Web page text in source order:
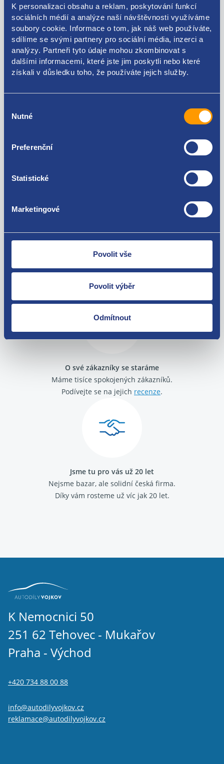
K personalizaci obsahu a reklam, poskytování funkcí
sociálních médií a analýze naší návštěvnosti využíváme
soubory cookie. Informace o tom, jak náš web používáte,
sdílíme se svými partnery pro sociální média, inzerci a
analýzy. Partneři tyto údaje mohou zkombinovat s
dalšími informacemi, které jste jim poskytli nebo které
získali v důsledku toho, že používáte jejich služby.
souhlasu
Nutné
Preferenční
Statistické
Marketingové
Povolit vše
Povolit výběr
Odmítnout
PSA original: 9805495480
Kódy produktu
Zboží můžete vrátit do 60 dnů od
zakoupení. Nebo vám pošleme náhradu.
O své zákazníky se staráme
Máme tisíce spokojených zákazníků.
Podívejte se na jejich recenze.
Jsme tu pro vás už 20 let
Nejsme bazar, ale solidní česká firma.
Díky vám rosteme už víc jak 20 let.
K Nemocnici 50
251 62 Tehovec - Mukařov
Praha - Východ
+420 734 88 00 88
info@autodilyvojkov.cz
reklamace@autodilyvojkov.cz